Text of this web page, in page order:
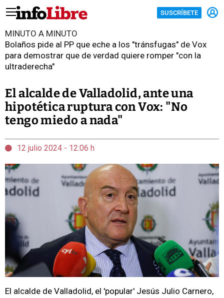
SUSCRÍBETE
MINUTO A MINUTO
Bolaños pide al PP que eche a los "tránsfugas" de Vox
para demostrar que de verdad quiere romper "con la
ultraderecha"
El alcalde de Valladolid, ante una
hipotética ruptura con Vox: "No
tengo miedo a nada"
12 julio 2024 - 12:06 h
El alcalde de Valladolid, el 'popular' Jesús Julio Carnero,